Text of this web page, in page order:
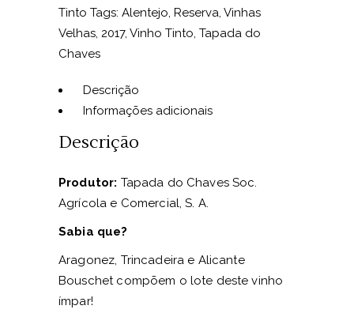
quantity
Tinto Tags: Alentejo, Reserva, Vinhas
Velhas, 2017, Vinho Tinto, Tapada do
Chaves
Descrição
Informações adicionais
Descrição
Produtor: Tapada do Chaves Soc.
Agrícola e Comercial, S. A.
Sabia que?
Aragonez, Trincadeira e Alicante
Bouschet compõem o lote deste vinho
ímpar!